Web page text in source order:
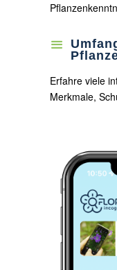
Erfahre viele
Merkmale,